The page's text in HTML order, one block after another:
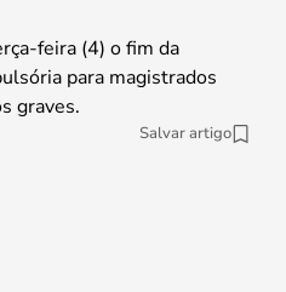
feira (4) o fim da
para magistrados
graves.
Salvar artigo